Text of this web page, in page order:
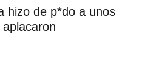
hizo de p*do a unos